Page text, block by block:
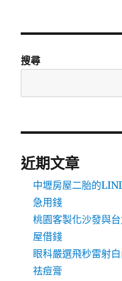
搜尋
近期文章
中壢房屋二胎的
急用錢
桃園客製化沙發與
屋借錢
眼科嚴選飛秒雷射
祛痘膏